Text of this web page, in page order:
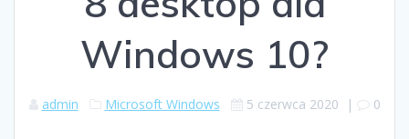
Windows 10?
admin Microsoft Windows 5 czerwca 2020 | 0